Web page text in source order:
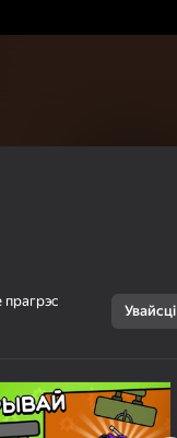
прагрэс
Увайсці